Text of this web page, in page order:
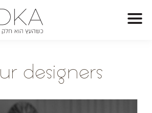
ur designers